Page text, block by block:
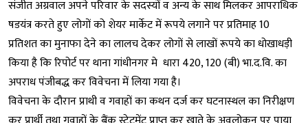
संजीत अग्रवाल अपने परिवार के सदस्यों व अन्य के साथ मिलकर आपराधिक
षडयंत्र करते हुए लोगों को शेयर मार्केट में रूपये लगाने पर प्रतिमाह 10
प्रतिशत का मुनाफा देने का लालच देकर लोगों से लाखों रूपये का धोखाधड़ी
किया है कि रिपोर्ट पर थाना गांधीनगर मे धारा 420, 120 (बी) भा.द.वि. का
अपराध पंजीबद्ध कर विवेचना में लिया गया है।
विवेचना के दौरान प्राथी व गवाहों का कथन दर्ज कर घटनास्थल का निरीक्षण